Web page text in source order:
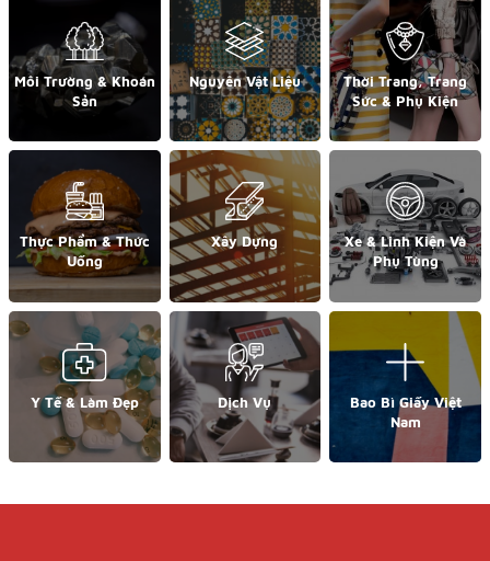
Môi Trường & Khoán
Sản
Nguyên Vật Liệu
Thời Trang, Trang
Sức & Phụ Kiện
Thực Phẩm & Thức
Uống
Xây Dựng
Xe & Linh Kiện Và
Phụ Tùng
Y Tế & Làm Đẹp Dịch Vụ
Bao Bì Giấy Việt
Nam